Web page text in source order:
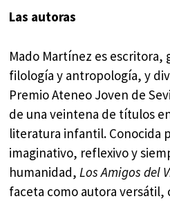
Las autoras
Mado Martínez es escritora,
filología y antropología, y
Premio Ateneo Joven de
de una veintena de títulos
literatura infantil. Conocida
imaginativo, reflexivo y
humanidad, Los Amigos del
faceta como autora versátil,